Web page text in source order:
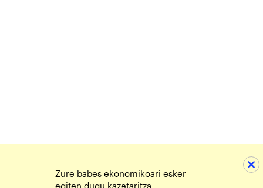
Zure babes ekonomikoari esker
egiten dugu kazetaritza